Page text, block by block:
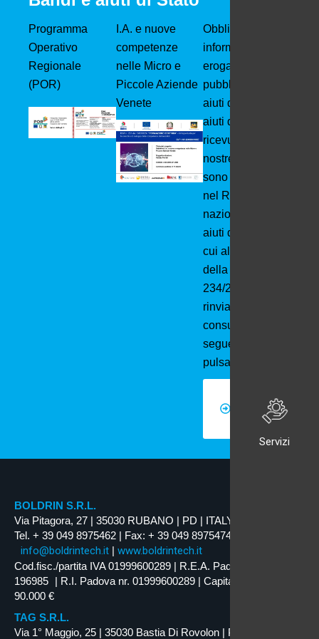
Programma
Operativo
Regionale
(POR)
I.A. e nuove
competenze
nelle Micro e
Piccole Aziende
Venete
Obblighi
informativi per le
erogazioni
pubbliche: Gli
aiuti di Stato e gli
aiuti de minimis
ricevuti dalle
nostre imprese
sono contenuti
nel Registro
nazionale degli
aiuti di Stato di
cui all’art. 52
della L.
234/2012 a cui si
rinvia e
consultabili al
seguente
pulsante
nazionale
degli aiuti
di Stato
BOLDRIN S.R.L.
Via Pitagora, 27 | 35030 RUBANO | PD | ITALY
Tel. + 39 049 8975462 | Fax: + 39 049 8975474
info@boldrintech.it | www.boldrintech.it
Cod.fisc./partita IVA 01999600289 | R.E.A. Padova nr.
196985 | R.I. Padova nr. 01999600289 | Capitale Soc. i.v.
90.000 €
TAG S.R.L.
Via 1° Maggio, 25 | 35030 Bastia Di Rovolon | PD | ITALY
Servizi